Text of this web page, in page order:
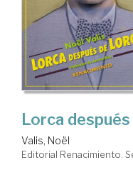
Lorca
Valis, Noël
Editorial Renacimiento.